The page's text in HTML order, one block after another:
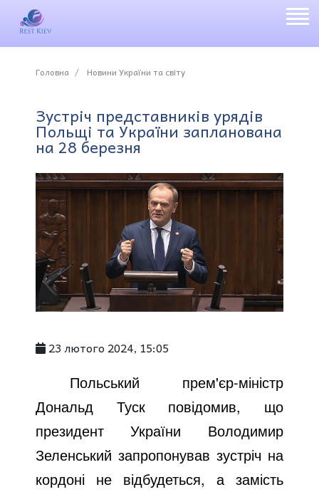
Головна Новини України та світу
Зустріч представників урядів
Польщі та України запланована
на 28 березня
23 лютого 2024, 15:05
Польський прем'єр-міністр
Дональд Туск повідомив, що
президент України Володимир
Зеленський запропонував зустріч на
кордоні не відбудеться, а замість